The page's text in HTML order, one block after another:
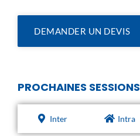
DEMANDER UN DEVIS
PROCHAINES SESSIONS
Inter Intra